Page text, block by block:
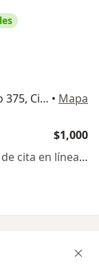
Calzada General Mariano Escobedo 375, Ciudad de México • Mapa
$1,000
Este especialista no ofrece reserva de cita en línea en esta dirección.